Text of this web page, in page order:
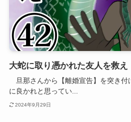
大蛇に取り憑かれた友人を救
旦那さんから【離婚宣告】を突き
に良かれと思ってい...
2024年9月29日